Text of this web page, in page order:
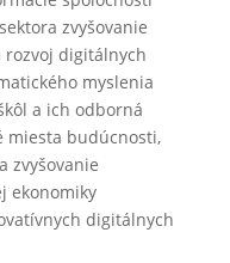
zvyšovanie
digitálnych
myslenia
a ich odborná
miesta budúcnosti,
zvyšovanie
ekonomiky
digitálnych